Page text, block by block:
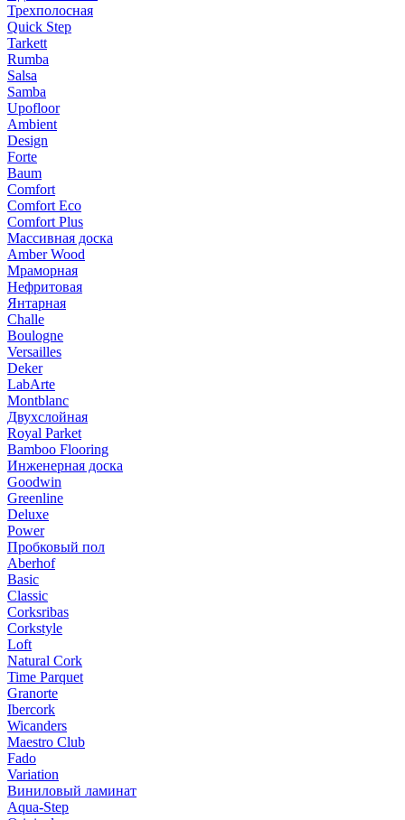
Трехполосная
Quick Step
Tarkett
Rumba
Salsa
Samba
Upofloor
Ambient
Design
Forte
Baum
Comfort
Comfort Eco
Comfort Plus
Массивная доска
Amber Wood
Мраморная
Нефритовая
Янтарная
Challe
Boulogne
Versailles
Deker
LabArte
Montblanc
Двухслойная
Royal Parket
Bamboo Flooring
Инженерная доска
Goodwin
Greenline
Deluxe
Power
Пробковый пол
Aberhof
Basic
Classic
Corksribas
Corkstyle
Loft
Natural Cork
Time Parquet
Granorte
Ibercork
Wicanders
Мaestro Club
Fado
Variation
Виниловый ламинат
Aqua-Step